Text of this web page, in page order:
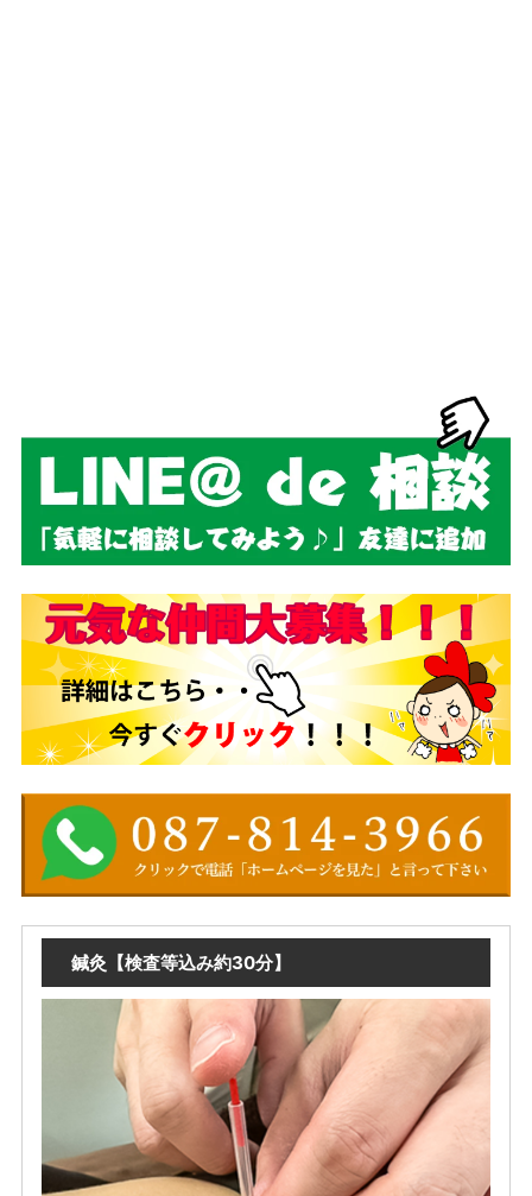
鍼灸【検査等込み約30分】